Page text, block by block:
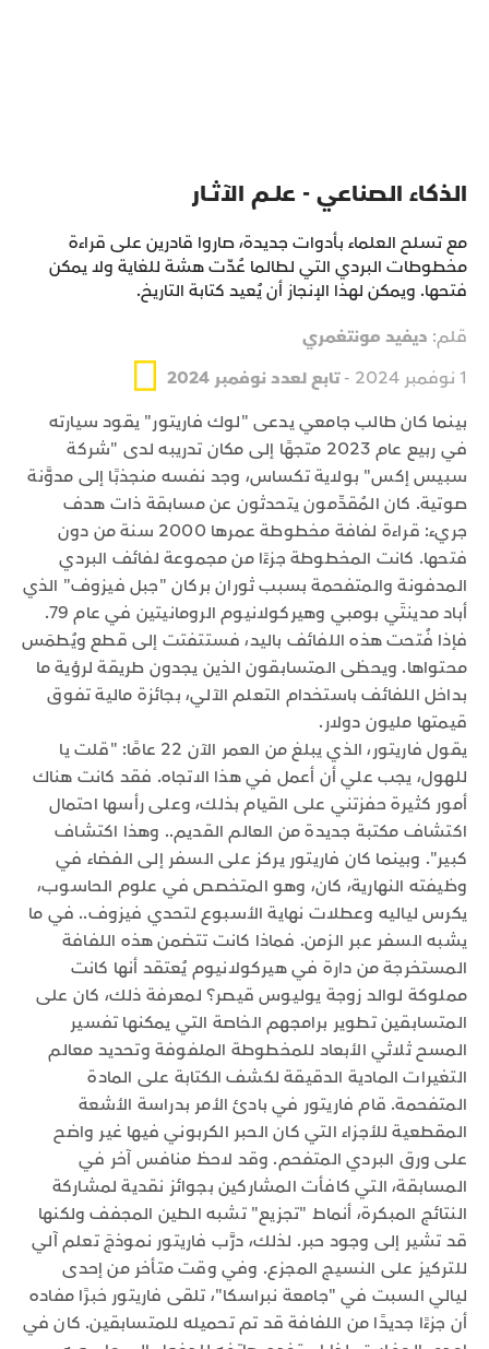
الذكاء الصناعي - علــم الآثــار
مع تسلح العلماء بأدوات جديدة، صاروا قادرين على قراءة
مخطوطات البردي التي لطالما عُدّت هشة للغاية ولا يمكن
فتحها. ويمكن لهذا الإنجاز أن يُعيد كتابة التاريخ.
قلم: ديفيد مونتغمري
1 نوفمبر 2024 -
تابع لعدد نوفمبر 2024
بينما كان طالب جامعي يدعى "لوك فاريتور" يقود سيارته
في ربيع عام 2023 متجهًا إلى مكان تدريبه لدى "شركة
سبيس إكس" بولاية تكساس، وجد نفسه منجذبًا إلى مدوَّنة
صوتية. كان المُقدِّمون يتحدثون عن مسابقة ذات هدف
جريء: قراءة لفافة مخطوطة عمرها 2000 سنة من دون
فتحها. كانت المخطوطة جزءًا من مجموعة لفائف البردي
المدفونة والمتفحمة بسبب ثوران بركان "جبل فيزوف" الذي
أباد مدينتَي بومبي وهيركولانيوم الرومانيتين في عام 79.
فإذا فُتحت هذه اللفائف باليد، فستتفتت إلى قطع ويُطمَس
محتواها. ويحظى المتسابقون الذين يجدون طريقة لرؤية ما
بداخل اللفائف باستخدام التعلم الآلي، بجائزة مالية تفوق
قيمتها مليون دولار.
يقول فاريتور، الذي يبلغ من العمر الآن 22 عامًا: "قلت يا
للهول، يجب علي أن أعمل في هذا الاتجاه. فقد كانت هناك
أمور كثيرة حفزتني على القيام بذلك، وعلى رأسها احتمال
اكتشاف مكتبة جديدة من العالم القديم.. وهذا اكتشاف
كبير". وبينما كان فاريتور يركز على السفر إلى الفضاء في
وظيفته النهارية، كان، وهو المتخصص في علوم الحاسوب،
يكرس لياليه وعطلات نهاية الأسبوع لتحدي فيزوف.. في ما
يشبه السفر عبر الزمن. فماذا كانت تتضمن هذه اللفافة
المستخرجة من دارة في هيركولانيوم يُعتقد أنها كانت
مملوكة لوالد زوجة يوليوس قيصر؟ لمعرفة ذلك، كان على
المتسابقين تطوير برامجهم الخاصة التي يمكنها تفسير
المسح ثلاثي الأبعاد للمخطوطة الملفوفة وتحديد معالم
التغيرات المادية الدقيقة لكشف الكتابة على المادة
المتفحمة. قام فاريتور في بادئ الأمر بدراسة الأشعة
المقطعية للأجزاء التي كان الحبر الكربوني فيها غير واضح
على ورق البردي المتفحم. وقد لاحظ منافس آخر في
المسابقة، التي كافأت المشاركين بجوائز نقدية لمشاركة
النتائج المبكرة، أنماط "تجزيع" تشبه الطين المجفف ولكنها
قد تشير إلى وجود حبر. لذلك، درَّب فاريتور نموذجَ تعلم آلي
للتركيز على النسيج المجزع. وفي وقت متأخر من إحدى
ليالي السبت في "جامعة نبراسكا"، تلقى فاريتور خبرًا مفاده
أن جزءًا جديدًا من اللفافة قد تم تحميله للمتسابقين. كان في